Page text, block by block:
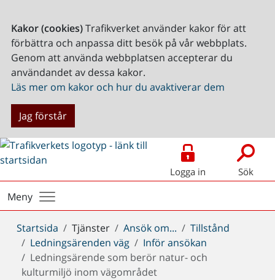
Kakor (cookies)Trafikverket använder kakor för att
förbättra och anpassa ditt besök på vår webbplats.
Genom att använda webbplatsen accepterar du
användandet av dessa kakor.
Läs mer om kakor och hur du avaktiverar dem
Jag förstår
Logga in Sök
Meny
Du
är
här:
Startsida Tjänster Ansök om...
Tillstånd
Ledningsärenden väg
Inför ansökan
Ledningsärende som berör natur- och
kulturmiljö inom vägområdet